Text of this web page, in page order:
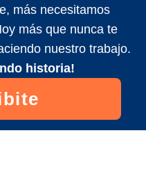
más necesitamos
más que nunca te
nuestro trabajo.
historia!